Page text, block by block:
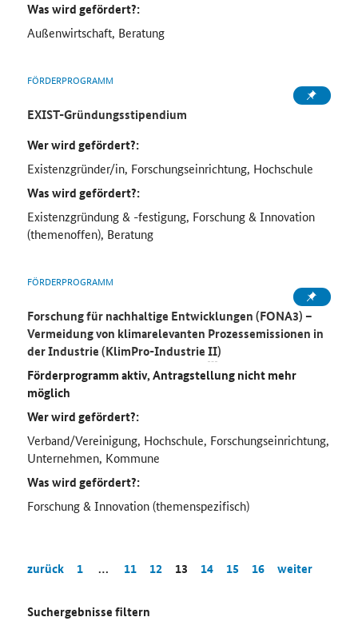
Was wird gefördert?:
Außenwirtschaft, Beratung
FÖRDERPROGRAMM
EXIST-Gründungsstipendium
Wer wird gefördert?:
Existenzgründer/in, Forschungseinrichtung, Hochschule
Was wird gefördert?:
Existenzgründung & -festigung, Forschung & Innovation
(themenoffen), Beratung
FÖRDERPROGRAMM
Forschung für nachhaltige Entwicklungen (FONA3) –
Vermeidung von klimarelevanten Prozessemissionen in
der Industrie (KlimPro-IndustrieII)
Förderprogramm aktiv, Antragstellung nicht mehr
möglich
Wer wird gefördert?:
Verband/Vereinigung, Hochschule, Forschungseinrichtung,
Unternehmen, Kommune
Was wird gefördert?:
Forschung & Innovation (themenspezifisch)
zurück 1 … 11 12 13 14 15 16 weiter
Suchergebnisse filtern